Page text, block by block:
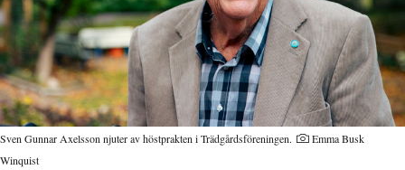
Sven Gunnar Axelsson njuter av höstprakten i Trädgårdsföreningen.
Emma Busk
Winquist